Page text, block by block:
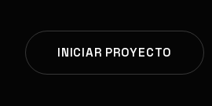
INICIAR PROYECTO